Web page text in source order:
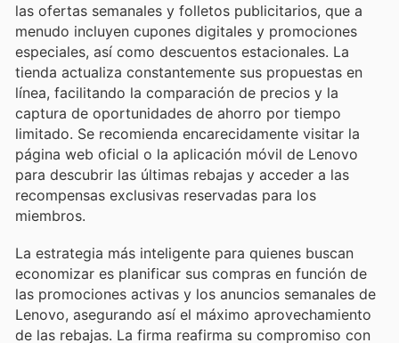
las ofertas semanales y folletos publicitarios, que a
menudo incluyen cupones digitales y promociones
especiales, así como descuentos estacionales. La
tienda actualiza constantemente sus propuestas en
línea, facilitando la comparación de precios y la
captura de oportunidades de ahorro por tiempo
limitado. Se recomienda encarecidamente visitar la
página web oficial o la aplicación móvil de Lenovo
para descubrir las últimas rebajas y acceder a las
recompensas exclusivas reservadas para los
miembros.
La estrategia más inteligente para quienes buscan
economizar es planificar sus compras en función de
las promociones activas y los anuncios semanales de
Lenovo, asegurando así el máximo aprovechamiento
de las rebajas. La firma reafirma su compromiso con